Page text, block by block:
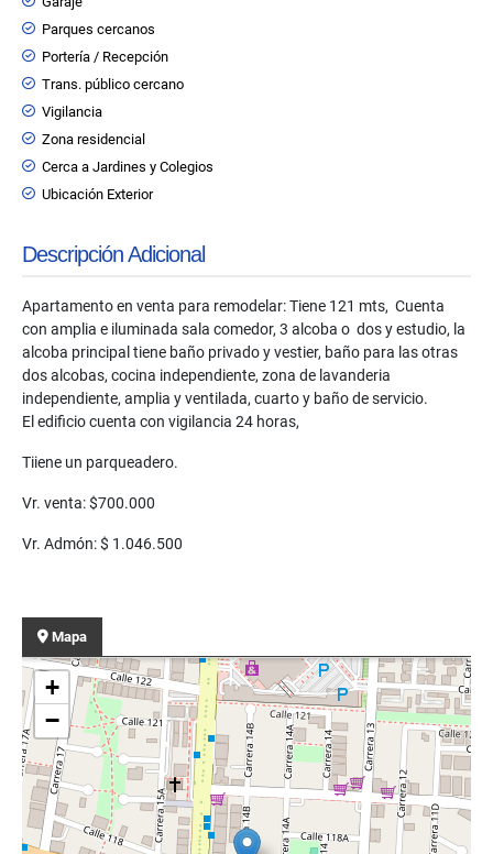
Parques cercanos
Portería / Recepción
Trans. público cercano
Vigilancia
Zona residencial
Cerca a Jardines y Colegios
Ubicación Exterior
Descripción Adicional
Apartamento en venta para remodelar: Tiene 121 mts, Cuenta
con amplia e iluminada sala comedor, 3 alcoba o dos y estudio, la
alcoba principal tiene baño privado y vestier, baño para las otras
dos alcobas, cocina independiente, zona de lavanderia
independiente, amplia y ventilada, cuarto y baño de servicio.
El edificio cuenta con vigilancia 24 horas,
Tiiene un parqueadero.
Vr. venta: $700.000
Vr. Admón: $ 1.046.500
Mapa
+
−